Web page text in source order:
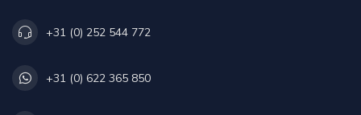
+31 (0) 252 544 772
+31 (0) 622 365 850